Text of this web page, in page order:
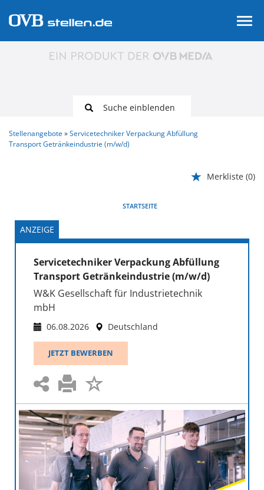
Suche einblenden
Stellenangebote
Servicetechniker Verpackung Abfüllung
Transport Getränkeindustrie (m/w/d)
Merkliste (0)
STARTSEITE
ANZEIGE
Servicetechniker Verpackung Abfüllung
Transport Getränkeindustrie (m/w/d)
W&K Gesellschaft für Industrietechnik
mbH
06.08.2026 Deutschland
JETZT BEWERBEN